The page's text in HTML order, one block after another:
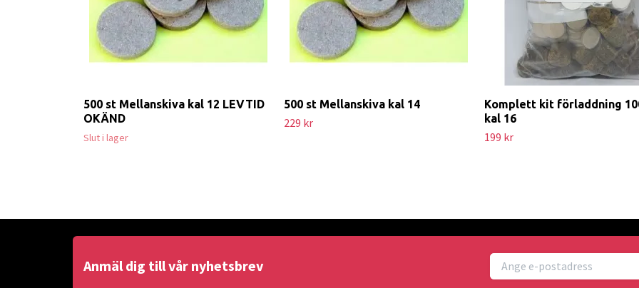
500 st Mellanskiva kal 12 LEVTID
OKÄND
Slut i lager
500 st Mellanskiva kal 14
229 kr
Komplett kit förladdning
kal 16
199 kr
Anmäl dig till vår nyhetsbrev